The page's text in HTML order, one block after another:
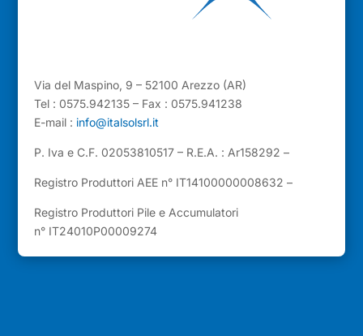
Via del Maspino, 9 – 52100 Arezzo (AR)
Tel : 0575.942135 – Fax : 0575.941238
E-mail : info@italsolsrl.it
P. Iva e C.F. 02053810517 – R.E.A. : Ar158292 –
Registro Produttori AEE n° IT14100000008632 –
Registro Produttori Pile e Accumulatori
n° IT24010P00009274